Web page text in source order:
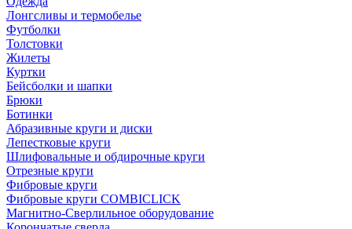
Лонгсливы и термобелье
Футболки
Толстовки
Жилеты
Куртки
Бейсболки и шапки
Брюки
Ботинки
Абразивные круги и диски
Лепестковые круги
Шлифовальные и обдирочные круги
Отрезные круги
Фибровые круги
Фибровые круги COMBICLICK
Магнитно-Сверлильное оборудование